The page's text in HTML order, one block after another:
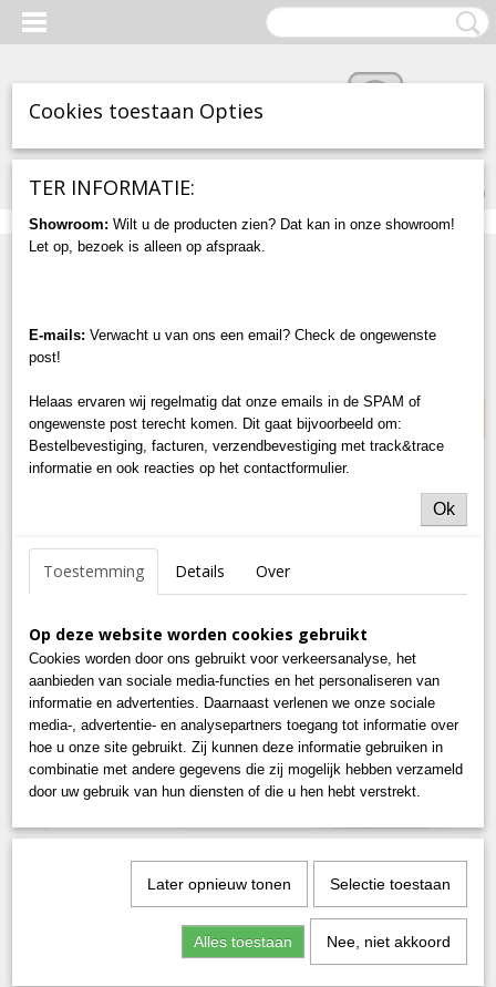
(0)
Home> Accessoires>Wandcontactdoos (WCD) - Zwart -
OP VOORRAAD!
Cookies toestaan Opties
TER INFORMATIE:
Showroom: Wilt u de producten zien? Dat kan in onze showroom!
Let op, bezoek is alleen op afspraak.
E-mails: Verwacht u van ons een email? Check de ongewenste
post!
Helaas ervaren wij regelmatig dat onze emails in de SPAM of
ongewenste post terecht komen. Dit gaat bijvoorbeeld om:
Bestelbevestiging, facturen, verzendbevestiging met track&trace
informatie en ook reacties op het contactformulier.
Ok
Toestemming Details Over
Op deze website worden cookies gebruikt
Cookies worden door ons gebruikt voor verkeersanalyse, het
aanbieden van sociale media-functies en het personaliseren van
informatie en advertenties. Daarnaast verlenen we onze sociale
media-, advertentie- en analysepartners toegang tot informatie over
hoe u onze site gebruikt. Zij kunnen deze informatie gebruiken in
combinatie met andere gegevens die zij mogelijk hebben verzameld
door uw gebruik van hun diensten of die u hen hebt verstrekt.
Later opnieuw tonen Selectie toestaan
Alles toestaan Nee, niet akkoord